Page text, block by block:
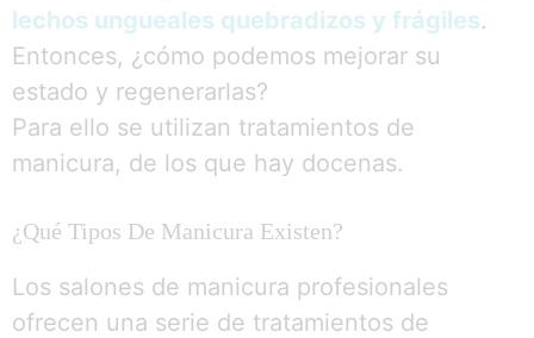
lechos ungueales quebradizos y frágiles.
Entonces, ¿cómo podemos mejorar su
estado y regenerarlas?
Para ello se utilizan tratamientos de
manicura, de los que hay docenas.
¿Qué Tipos De Manicura Existen?
Los salones de manicura profesionales
ofrecen una serie de tratamientos de